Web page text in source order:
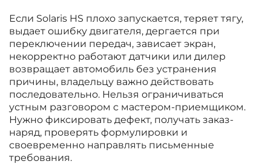
Если Solaris HS плохо запускается, теряет тягу,
выдает ошибку двигателя, дергается при
переключении передач, зависает экран,
некорректно работают датчики или дилер
возвращает автомобиль без устранения
причины, владельцу важно действовать
последовательно. Нельзя ограничиваться
устным разговором с мастером-приемщиком.
Нужно фиксировать дефект, получать заказ-
наряд, проверять формулировки и
своевременно направлять письменные
требования.